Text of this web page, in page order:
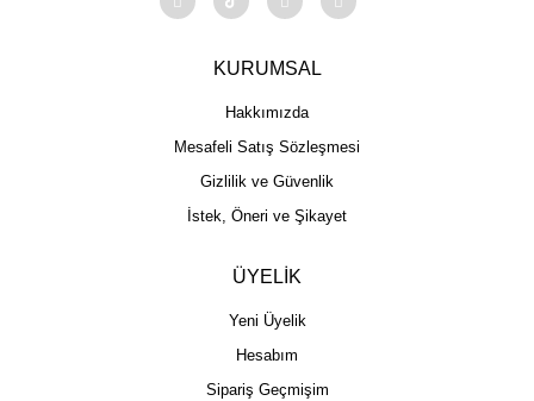
KURUMSAL
Hakkımızda
Mesafeli Satış Sözleşmesi
Gizlilik ve Güvenlik
İstek, Öneri ve Şikayet
ÜYELİK
Yeni Üyelik
Hesabım
Sipariş Geçmişim